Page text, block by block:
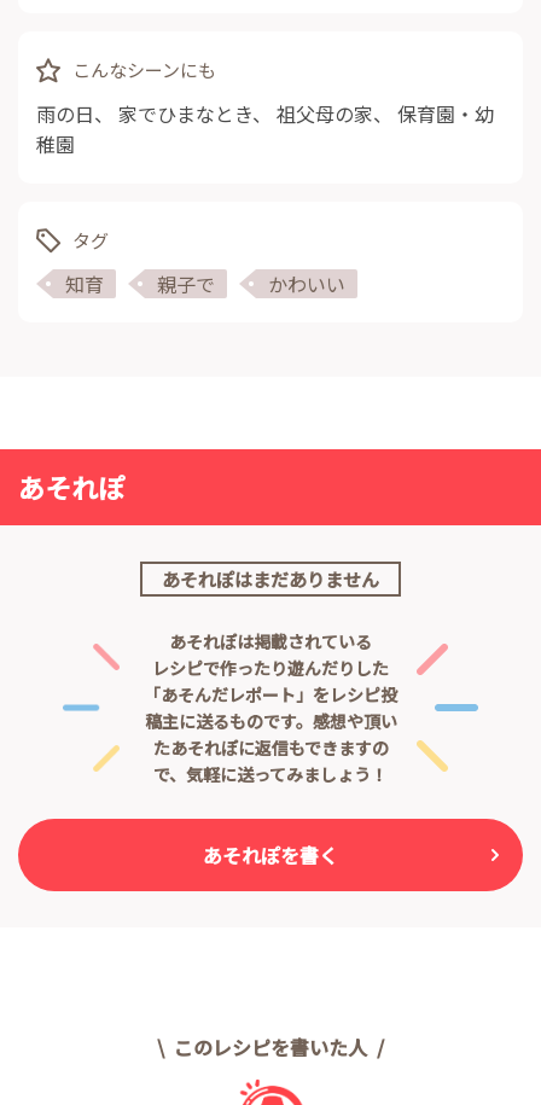
こんなシーンにも
雨の日、 家でひまなとき、 祖父母の家、
保育園・幼
稚園
タグ
知育 親子で かわいい
あそれぽ
あそれぽはまだありません
あそれぽは掲載されている
レシピで作ったり遊んだりした
「あそんだレポート」をレシピ投
稿主に送るものです。 感想や頂い
たあそれぽに返信もできますの
で、気軽に送ってみましょう！
あそれぽを書く
このレシピを書いた人